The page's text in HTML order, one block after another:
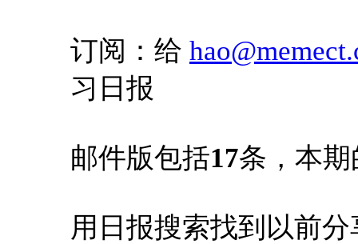
订阅：给
习日报
邮件版包括17条，本期
用日报搜索找到以前